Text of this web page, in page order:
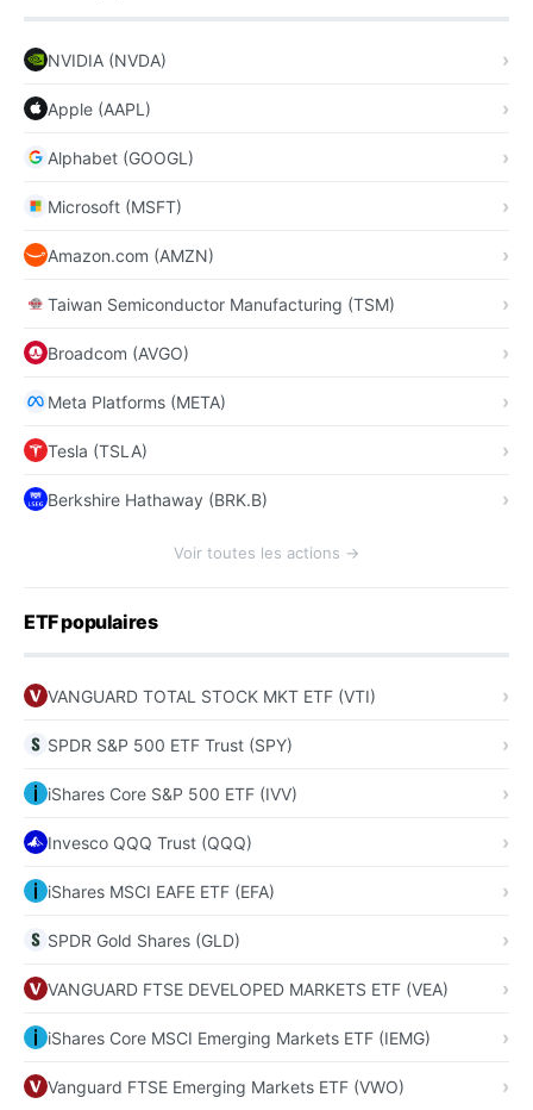
NVIDIA (NVDA)
Apple (AAPL)
Alphabet (GOOGL)
Microsoft (MSFT)
Amazon.com (AMZN)
Taiwan Semiconductor Manufacturing (TSM)
Broadcom (AVGO)
Meta Platforms (META)
Tesla (TSLA)
Berkshire Hathaway (BRK.B)
Voir toutes les actions →
ETF populaires
VANGUARD TOTAL STOCK MKT ETF (VTI)
SPDR S&P 500 ETF Trust (SPY)
iShares Core S&P 500 ETF (IVV)
Invesco QQQ Trust (QQQ)
iShares MSCI EAFE ETF (EFA)
SPDR Gold Shares (GLD)
VANGUARD FTSE DEVELOPED MARKETS ETF (VEA)
iShares Core MSCI Emerging Markets ETF (IEMG)
Vanguard FTSE Emerging Markets ETF (VWO)